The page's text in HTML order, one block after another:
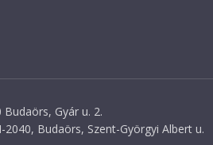
Budaörs, Gyár u. 2.
Budaörs, Szent-Györgyi Albert u.